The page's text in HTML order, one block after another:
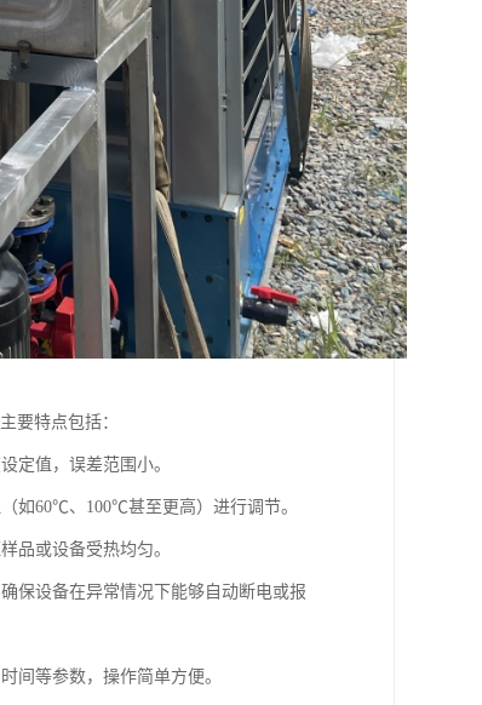
要特点包括：
定值，误差范围小。
如60℃、100℃甚至更高）进行调节。
品或设备受热均匀。
保设备在异常情况下能够自动断电或报
间等参数，操作简单方便。